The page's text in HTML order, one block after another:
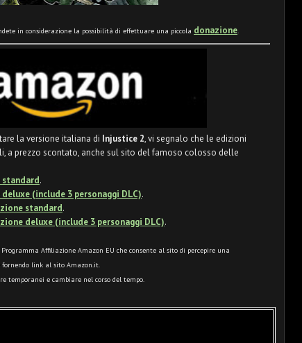
in considerazione la possibilità di effettuare una piccola donazione.
la versione italiana di Injustice 2, vi segnalo che le edizioni
a prezzo scontato, anche sul sito del famoso colosso delle
standard.
(include 3 personaggi DLC).
standard.
deluxe (include 3 personaggi DLC).
Affiliazione Amazon EU che consente al sito di percepire una
link al sito Amazon.it.
temporanei e cambiare nel corso del tempo.